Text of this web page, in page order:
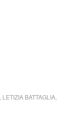
LETIZIA BATTAGLIA,